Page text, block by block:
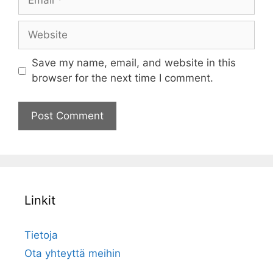
Website
Save my name, email, and website in this
browser for the next time I comment.
Linkit
Tietoja
Ota yhteyttä meihin